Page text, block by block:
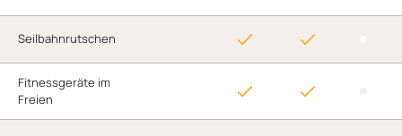
Seilbahnrutschen
Fitnessgeräte im
Freien